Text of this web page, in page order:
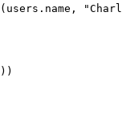
(users . name , "
))